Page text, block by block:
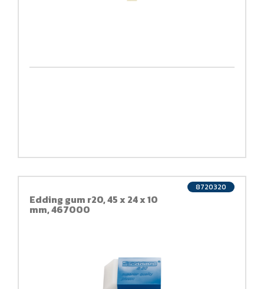
Edding gum r20, 45 x 24 x 10
mm, 467000
8720320